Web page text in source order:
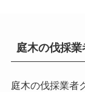
庭木の伐採
庭木の伐採業者